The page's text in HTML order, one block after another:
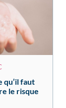
qu’il faut
le risque